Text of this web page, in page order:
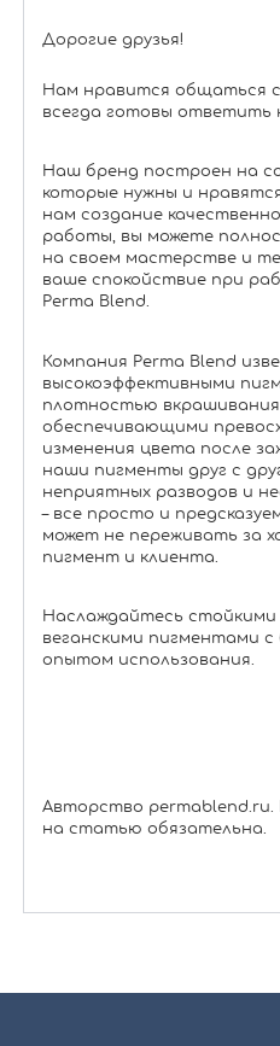
Дорогие друзья!
Нам нравится общаться
всегда готовы ответить
Наш бренд построен на
которые нужны и
нам создание
работы, вы можете
на своем мастерстве и
ваше спокойствие при
Perma Blend.
Компания Perma Blend
высокоэффективными
плотностью
обеспечивающими
изменения цвета после
наши пигменты друг с
неприятных разводов и
– все просто и
может не переживать за
пигмент и клиента.
Наслаждайтесь
веганскими пигментами с
опытом использования.
Авторство permablend.ru.
на статью обязательна.